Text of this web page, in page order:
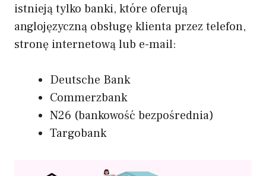
istnieją tylko banki, które oferują
anglojęzyczną obsługę klienta przez telefon,
stronę internetową lub e-mail:
Deutsche Bank
Commerzbank
N26 (bankowość bezpośrednia)
Targobank